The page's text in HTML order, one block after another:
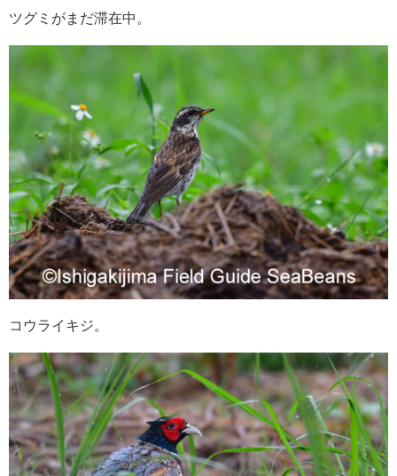
ツグミがまだ滞在中。
コウライキジ。